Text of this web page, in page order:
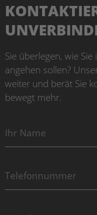
Sie überlegen, wie
angehen sollen?
weiter und berät Sie
bewegt mehr.